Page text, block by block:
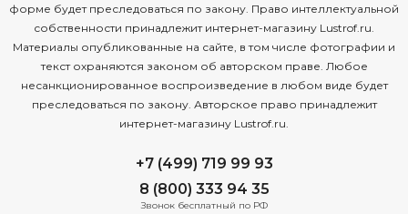
форме будет преследоваться по закону. Право интеллектуальной
собственности принадлежит интернет-магазину Lustrof.ru.
Материалы опубликованные на сайте, в том числе фотографии и
текст охраняются законом об авторском праве. Любое
несанкционированное воспроизведение в любом виде будет
преследоваться по закону. Авторское право принадлежит
интернет-магазину Lustrof.ru.
+7 (499) 719 99 93
8 (800) 333 94 35
Звонок бесплатный по РФ